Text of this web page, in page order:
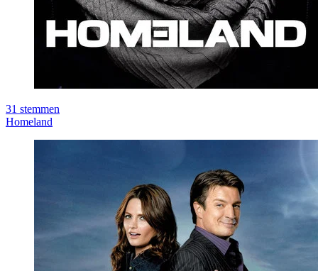
31 stemmen
Homeland